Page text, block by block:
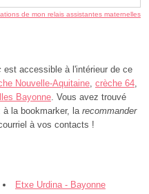
de mon relais assistantes maternelles
est accessible à l'intérieur de ce
Nouvelle-Aquitaine, crèche 64,
Bayonne. Vous avez trouvé
la bookmarker, la recommander
à vos contacts !
Etxe Urdina - Bayonne